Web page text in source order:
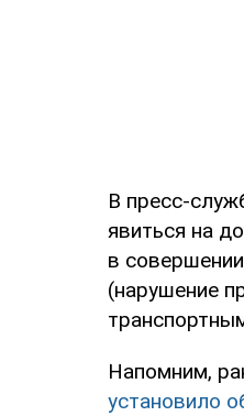
В пресс-
явиться на
в
(нарушение
Напомним,
установило